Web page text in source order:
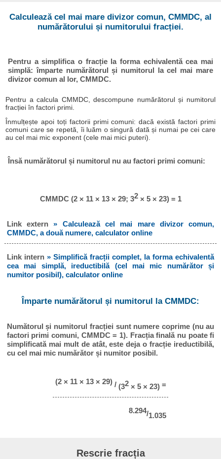
Calculează cel mai mare divizor comun, CMMDC, al
numărătorului și numitorului fracției.
Pentru a simplifica o fracție la forma echivalentă cea mai
simplă: împarte numărătorul și numitorul la cel mai mare
divizor comun al lor, CMMDC.
Pentru a calcula CMMDC, descompune numărătorul și numitorul
fracției în factori primi.
Înmulțește apoi toți factorii primi comuni: dacă există factori primi
comuni care se repetă, îi luăm o singură dată și numai pe cei care
au cel mai mic exponent (cele mai mici puteri).
Însă numărătorul și numitorul nu au factori primi comuni:
CMMDC (2 × 11 × 13 × 29; 32× 5 × 23) = 1
Link extern» Calculează cel mai mare divizor comun,
CMMDC, a două numere, calculator online
Link intern » Simplifică fracții complet, la forma echivalentă
cea mai simplă, ireductibilă (cel mai mic numărător și
numitor posibil), calculator online
Împarte numărătorul și numitorul la CMMDC:
Numătorul și numitorul fracției sunt numere coprime (nu au
factori primi comuni, CMMDC = 1). Fracția finală nu poate fi
simplificată mai mult de atât, este deja o fracție ireductibilă,
cu cel mai mic numărător și numitor posibil.
(2 × 11 × 13 × 29)/ (32× 5 × 23)=
8.294/1.035
Rescrie fracția